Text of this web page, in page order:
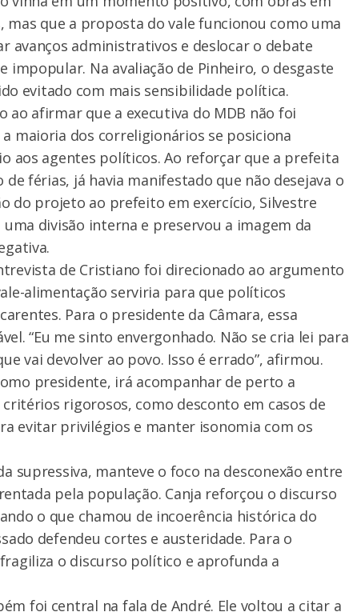
mas que a proposta do vale funcionou como uma
avanços administrativos e deslocar o debate
impopular. Na avaliação de Pinheiro, o desgaste
evitado com mais sensibilidade política.
afirmar que a executiva do MDB não foi
maioria dos correligionários se posiciona
aos agentes políticos. Ao reforçar que a prefeita
de férias, já havia manifestado que não desejava o
do projeto ao prefeito em exercício, Silvestre
uma divisão interna e preservou a imagem da
de Cristiano foi direcionado ao argumento
alimentação serviria para que políticos
Para o presidente da Câmara, essa
“Eu me sinto envergonhado. Não se cria lei para
vai devolver ao povo. Isso é errado”, afirmou.
presidente, irá acompanhar de perto a
rigorosos, como desconto em casos de
evitar privilégios e manter isonomia com os
supressiva, manteve o foco na desconexão entre
pela população. Canja reforçou o discurso
o que chamou de incoerência histórica do
defendeu cortes e austeridade. Para o
o discurso político e aprofunda a
foi central na fala de André. Ele voltou a citar a